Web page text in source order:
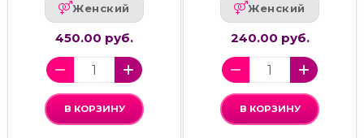
Женский
450.00 руб.
В КОРЗИНУ
Женский
240.00 руб.
В КОРЗИНУ